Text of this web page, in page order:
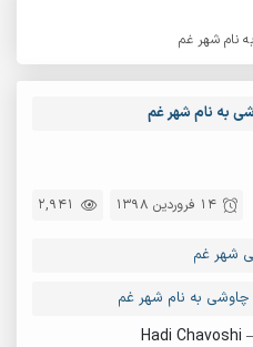
نام شهر غم
به نام شهر غم
2,941 14 فروردین 1398
شهر غم
به نام شهر غم
Hadi Chavoshi